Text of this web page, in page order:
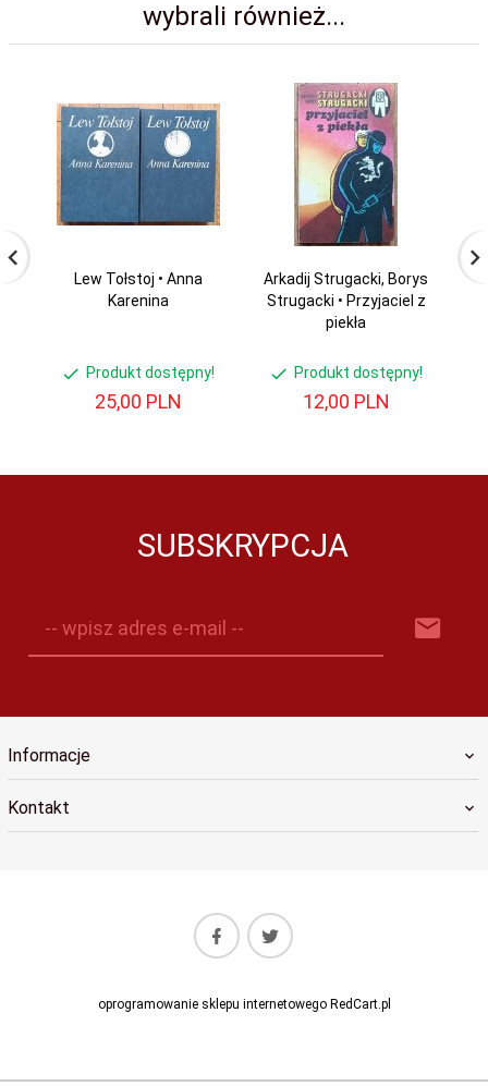
wybrali również...
Lew Tołstoj • Anna
Karenina
Produkt dostępny!
25,00 PLN
Arkadij Strugacki, Borys
Strugacki • Przyjaciel z
piekła
Produkt dostępny!
12,00 PLN
SUBSKRYPCJA
-- wpisz adres e-mail --
Informacje
Kontakt
oprogramowanie sklepu internetowegoRedCart.pl